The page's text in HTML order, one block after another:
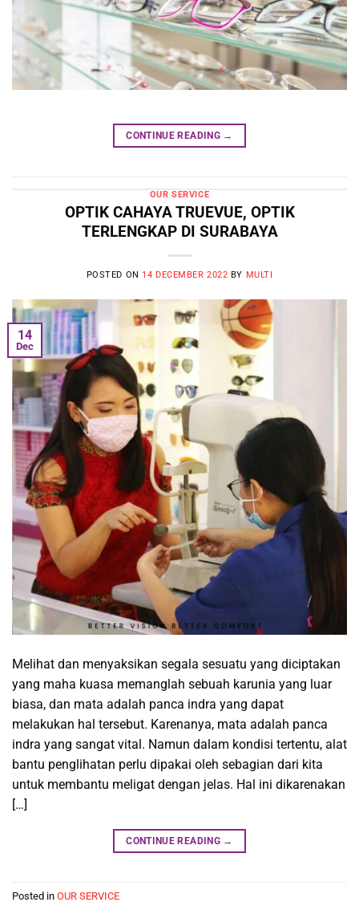
CONTINUE READING →
OUR SERVICE
OPTIK CAHAYA TRUEVUE, OPTIK
TERLENGKAP DI SURABAYA
POSTED ON 14 DECEMBER 2022 BY MULTI
14
Dec
Melihat dan menyaksikan segala sesuatu yang diciptakan
yang maha kuasa memanglah sebuah karunia yang luar
biasa, dan mata adalah panca indra yang dapat
melakukan hal tersebut. Karenanya, mata adalah panca
indra yang sangat vital. Namun dalam kondisi tertentu, alat
bantu penglihatan perlu dipakai oleh sebagian dari kita
untuk membantu meligat dengan jelas. Hal ini dikarenakan
[…]
CONTINUE READING →
Posted in OUR SERVICE